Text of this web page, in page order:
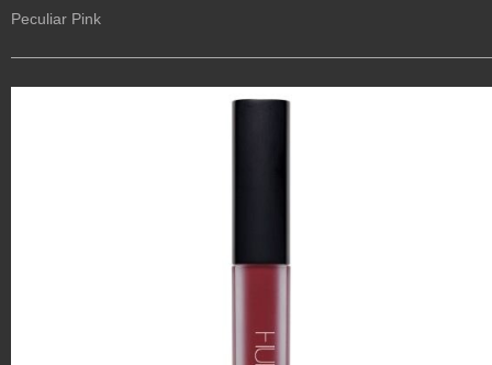
Peculiar Pink